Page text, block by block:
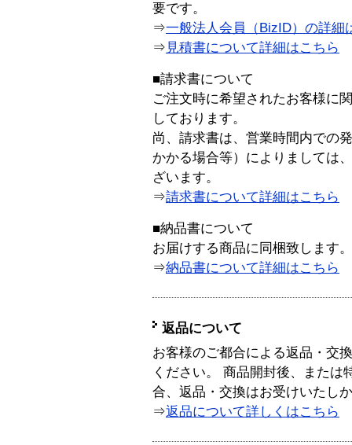
要です。
⇒一般法人会員（BizID）の詳細
⇒ 見積書について詳細はこちら
■請求書について
ご注文時に希望されたお客様に
しております。
尚、請求書は、営業時間内での
かかる場合等）によりましては
ざいます。
⇒請求書について詳細はこちら
■納品書について
お届けする商品に同梱致します。
⇒納品書について詳細はこちら
返品について
お客様のご都合による返品・交
ください。 商品開封後、または
合、返品・交換はお受けいたし
⇒返品について詳しくはこちら